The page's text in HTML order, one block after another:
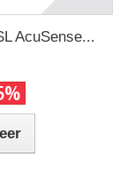
AcuSense...